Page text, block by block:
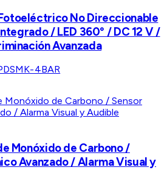
No Direccionable
/ LED 360° / DC 12 V /
Avanzada
4BAR
Monóxido de Carbono /
Avanzado / Alarma Visual y